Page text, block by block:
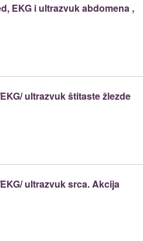
EKG i ultrazvuk abdomena ,
ultrazvuk štitaste žlezde
ultrazvuk srca. Akcija